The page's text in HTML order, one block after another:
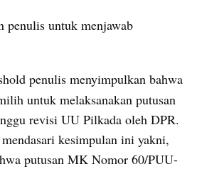
penulis untuk menjawab
penulis menyimpulkan bahwa
untuk melaksanakan putusan
revisi UU Pilkada oleh DPR.
putusan MK Nomor 60/PUU-